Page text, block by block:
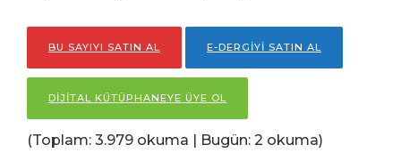
BU SAYIYI SATIN AL E-DERGİYİ SATIN AL
DİJİTAL KÜTÜPHANEYE ÜYE OL
(Toplam: 3.979 okuma | Bugün: 2 okuma)